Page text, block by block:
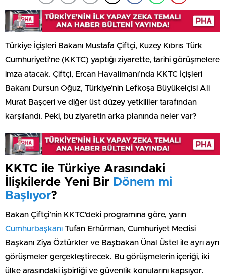
Türkiye İçişleri Bakanı Mustafa Çiftçi, Kuzey Kıbrıs Türk
Cumhuriyeti’ne (KKTC) yaptığı ziyarette, tarihi görüşmelere
imza atacak. Çiftçi, Ercan Havalimanı’nda KKTC İçişleri
Bakanı Dursun Oğuz, Türkiye’nin Lefkoşa Büyükelçisi Ali
Murat Başçeri ve diğer üst düzey yetkililer tarafından
karşılandı. Peki, bu ziyaretin arka planında neler var?
KKTC ile Türkiye Arasındaki
İlişkilerde Yeni Bir Dönem mi
Başlıyor?
Bakan Çiftçi’nin KKTC’deki programına göre, yarın
Cumhurbaşkanı Tufan Erhürman, Cumhuriyet Meclisi
Başkanı Ziya Öztürkler ve Başbakan Ünal Üstel ile ayrı ayrı
görüşmeler gerçekleştirecek. Bu görüşmelerin içeriği, iki
ülke arasındaki işbirliği ve güvenlik konularını kapsıyor.